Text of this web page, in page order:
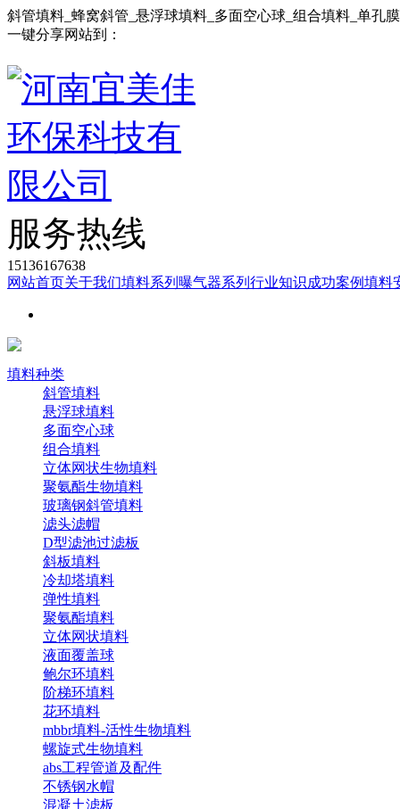
斜管填料_蜂窝斜管_悬浮球填料_多面空心球_组合填料_单孔
一键分享网站到：
服务热线
15136167638
网站首页关于我们填料系列 曝气器系列 行业知识成功案例填料
填料种类
斜管填料
悬浮球填料
多面空心球
组合填料
立体网状生物填料
聚氨酯生物填料
玻璃钢斜管填料
滤头滤帽
D型滤池过滤板
斜板填料
冷却塔填料
弹性填料
聚氨酯填料
立体网状填料
液面覆盖球
鲍尔环填料
阶梯环填料
花环填料
mbbr填料-活性生物填料
螺旋式生物填料
abs工程管道及配件
不锈钢水帽
混凝土滤板